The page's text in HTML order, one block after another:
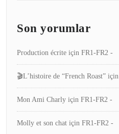
Son yorumlar
Production écrite için FR1-FR2 -
🎬L’histoire de “French Roast” için
Mon Ami Charly için FR1-FR2 -
Molly et son chat için FR1-FR2 -